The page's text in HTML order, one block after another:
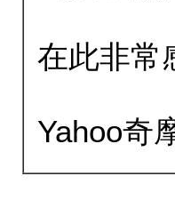
在此非常
Yahoo奇